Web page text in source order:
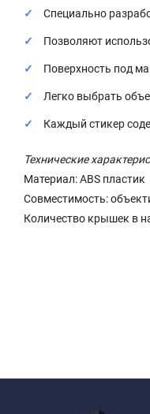
Специально
Позволяют
Поверхность под
Легко выбрать
Каждый стикер
Технические
Материал: ABS пластик
Совместимость:
Количество крышек в